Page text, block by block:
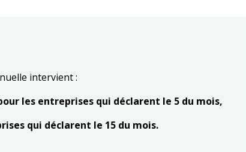
intervient :
les entreprises qui déclarent le 5 du mois,
qui déclarent le 15 du mois.